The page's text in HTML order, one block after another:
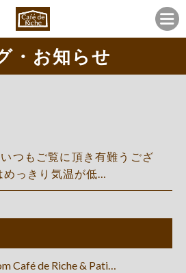
・お知らせ
つもご覧に頂き有難うござ
めっきり気温が低…
Café de Riche & Pati…